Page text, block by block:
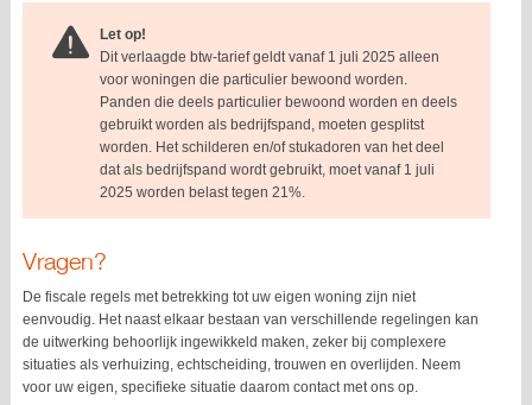
Let op!
Dit verlaagde btw-tarief geldt vanaf 1 juli 2025 alleen
voor woningen die particulier bewoond worden.
Panden die deels particulier bewoond worden en deels
gebruikt worden als bedrijfspand, moeten gesplitst
worden. Het schilderen en/of stukadoren van het deel
dat als bedrijfspand wordt gebruikt, moet vanaf 1 juli
2025 worden belast tegen 21%.
Vragen?
De fiscale regels met betrekking tot uw eigen woning zijn niet
eenvoudig. Het naast elkaar bestaan van verschillende regelingen kan
de uitwerking behoorlijk ingewikkeld maken, zeker bij complexere
situaties als verhuizing, echtscheiding, trouwen en overlijden. Neem
voor uw eigen, specifieke situatie daarom contact met ons op.